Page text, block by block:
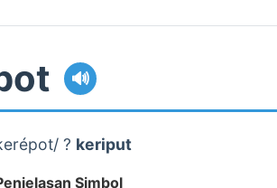
🔊
? keriput
Simbol